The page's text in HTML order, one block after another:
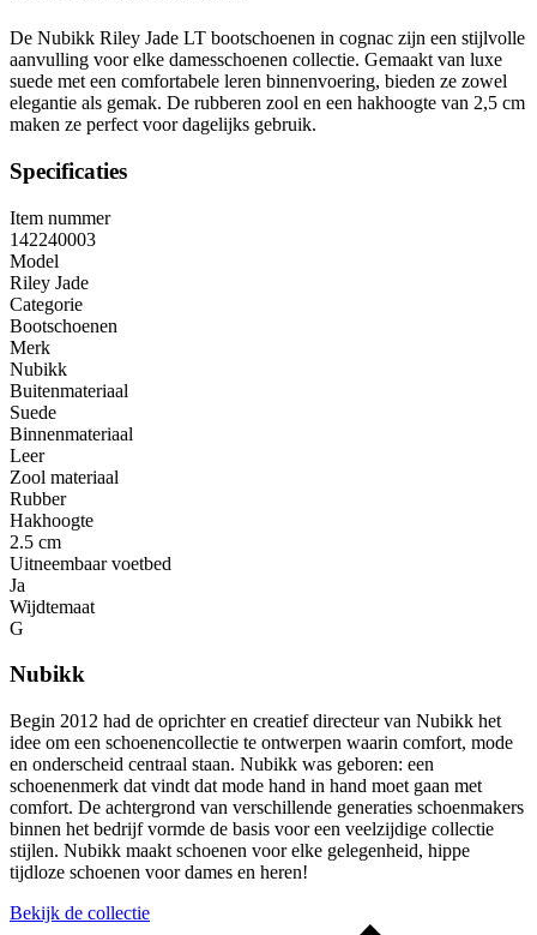
De Nubikk Riley Jade LT bootschoenen in cognac zijn een stijlvolle
aanvulling voor elke damesschoenen collectie. Gemaakt van luxe
suede met een comfortabele leren binnenvoering, bieden ze zowel
elegantie als gemak. De rubberen zool en een hakhoogte van 2,5 cm
maken ze perfect voor dagelijks gebruik.
Specificaties
Item nummer
142240003
Model
Riley Jade
Categorie
Bootschoenen
Merk
Nubikk
Buitenmateriaal
Suede
Binnenmateriaal
Leer
Zool materiaal
Rubber
Hakhoogte
2.5 cm
Uitneembaar voetbed
Ja
Wijdtemaat
G
Nubikk
Begin 2012 had de oprichter en creatief directeur van Nubikk het
idee om een ​​schoenencollectie te ontwerpen waarin comfort, mode
en onderscheid centraal staan. Nubikk was geboren: een
schoenenmerk dat vindt dat mode hand in hand moet gaan met
comfort. De achtergrond van verschillende generaties schoenmakers
binnen het bedrijf vormde de basis voor een veelzijdige collectie
stijlen. Nubikk maakt schoenen voor elke gelegenheid, hippe
tijdloze schoenen voor dames en heren!
Bekijk de collectie